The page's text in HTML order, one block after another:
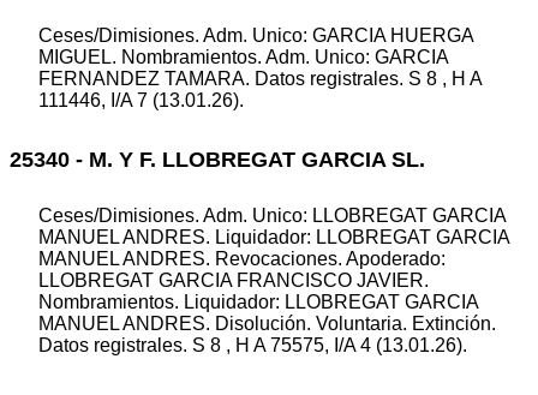
Ceses/Dimisiones. Adm. Unico: GARCIA HUERGA
MIGUEL. Nombramientos. Adm. Unico: GARCIA
FERNANDEZ TAMARA. Datos registrales. S 8 , H A
111446, I/A 7 (13.01.26).
25340 - M. Y F. LLOBREGAT GARCIA SL.
Ceses/Dimisiones. Adm. Unico: LLOBREGAT GARCIA
MANUEL ANDRES. Liquidador: LLOBREGAT GARCIA
MANUEL ANDRES. Revocaciones. Apoderado:
LLOBREGAT GARCIA FRANCISCO JAVIER.
Nombramientos. Liquidador: LLOBREGAT GARCIA
MANUEL ANDRES. Disolución. Voluntaria. Extinción.
Datos registrales. S 8 , H A 75575, I/A 4 (13.01.26).